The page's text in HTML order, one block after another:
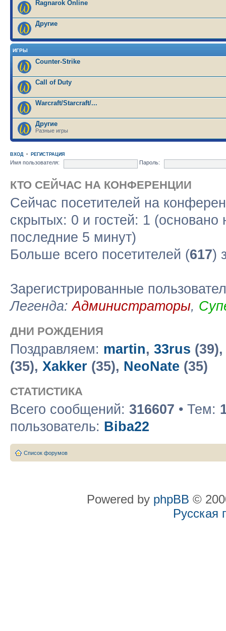
Ragnarok Online
Другие
ИГРЫ
Counter-Strike
Call of Duty
Warcraft/Starcraft/...
Другие
Разные игры
ВХОД• РЕГИСТРАЦИЯ
Имя пользователя: Пароль:
КТО СЕЙЧАС НА КОНФЕРЕНЦИИ
Сейчас посетителей на
скрытых: 0 и гостей: 1 (основано
последние 5 минут)
Больше всего посетителей (617)
Зарегистрированные
Легенда:Администраторы,
ДНИ РОЖДЕНИЯ
Поздравляем: martin, 33rus
(35), Xakker (35), NeoNate (35)
СТАТИСТИКА
Всего сообщений: 316607 • Тем:
пользователь: Biba22
Список форумов
Powered by phpBB ©
Русская